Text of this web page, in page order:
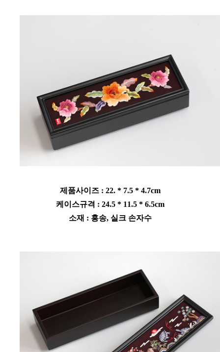
제품사이즈 : 22. * 7.5 * 4.7cm
케이스규격 : 24.5 * 11.5 * 6.5cm
소재 : 홍송, 실크 손자수